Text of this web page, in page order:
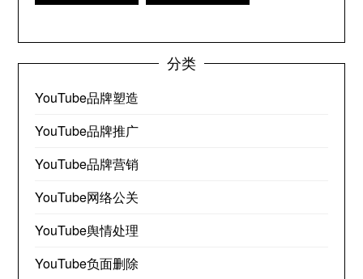
分类
YouTube品牌塑造
YouTube品牌推广
YouTube品牌营销
YouTube网络公关
YouTube舆情处理
YouTube负面删除